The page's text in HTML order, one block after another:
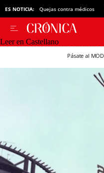
ES NOTICIA: Quejas contra médicos
Leer en Castellano
Pásate al